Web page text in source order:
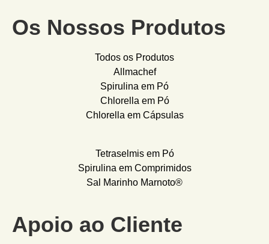
Os Nossos Produtos
Todos os Produtos
Allmachef
Spirulina em Pó
Chlorella em Pó
Chlorella em Cápsulas
Tetraselmis em Pó
Spirulina em Comprimidos
Sal Marinho Marnoto®
Apoio ao Cliente